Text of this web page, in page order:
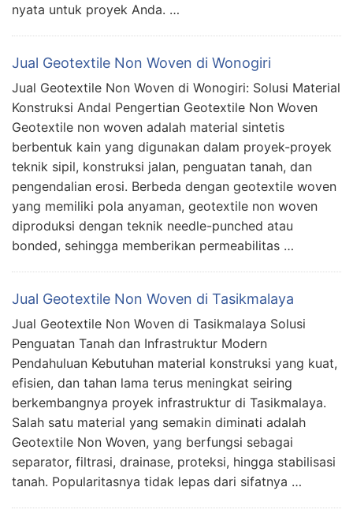
nyata untuk proyek Anda. …
Jual Geotextile Non Woven di Wonogiri
Jual Geotextile Non Woven di Wonogiri: Solusi Material
Konstruksi Andal Pengertian Geotextile Non Woven
Geotextile non woven adalah material sintetis
berbentuk kain yang digunakan dalam proyek-proyek
teknik sipil, konstruksi jalan, penguatan tanah, dan
pengendalian erosi. Berbeda dengan geotextile woven
yang memiliki pola anyaman, geotextile non woven
diproduksi dengan teknik needle-punched atau
bonded, sehingga memberikan permeabilitas …
Jual Geotextile Non Woven di Tasikmalaya
Jual Geotextile Non Woven di Tasikmalaya Solusi
Penguatan Tanah dan Infrastruktur Modern
Pendahuluan Kebutuhan material konstruksi yang kuat,
efisien, dan tahan lama terus meningkat seiring
berkembangnya proyek infrastruktur di Tasikmalaya.
Salah satu material yang semakin diminati adalah
Geotextile Non Woven, yang berfungsi sebagai
separator, filtrasi, drainase, proteksi, hingga stabilisasi
tanah. Popularitasnya tidak lepas dari sifatnya …